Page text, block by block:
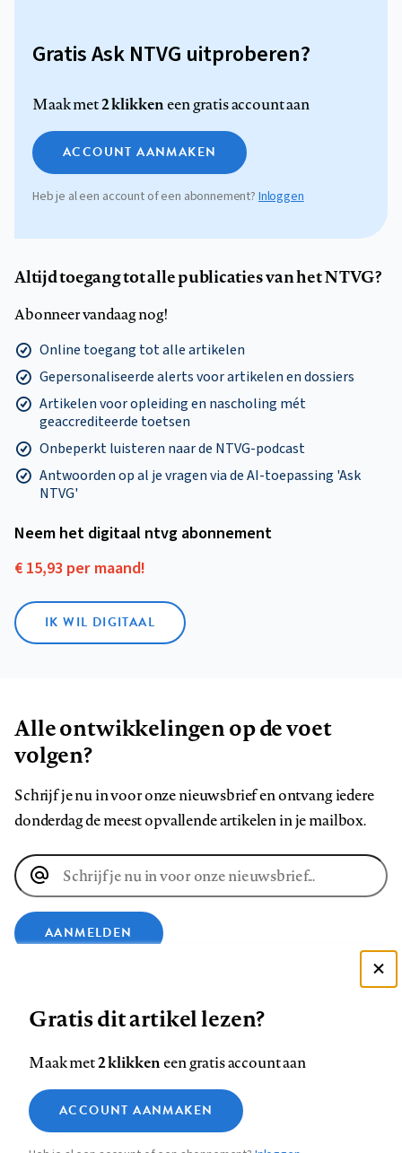
Gratis Ask NTVG uitproberen?
Maak met2 klikkeneen gratis account aan
ACCOUNT AANMAKEN
Heb je al een account of een abonnement?Inloggen
Altijd toegang tot alle publicaties van het NTVG?
Abonneer vandaag nog!
Online toegang tot alle artikelen
Gepersonaliseerde alerts voor artikelen en dossiers
Artikelen voor opleiding en nascholing mét
geaccrediteerde toetsen
Onbeperkt luisteren naar de NTVG-podcast
Antwoorden op al je vragen via de AI-toepassing 'Ask
NTVG'
Neem het digitaal ntvg abonnement
€ 15,93 per maand!
IK WIL DIGITAAL
Alle ontwikkelingen op de voet
volgen?
Schrijf je nu in voor onze nieuwsbrief en ontvang iedere
donderdag de meest opvallende artikelen in je mailbox.
E-
mailadres
AANMELDEN
op
Facebook
op
LinkedIn
op
Bluesky
ons
op
InstagramYouTube
Footer
Contact Colofon Disclaimer Privacy
Medische vragen verdienen
betrouwbare antwoorden
Zie onze cookie policy
Analytische cookies
Gratis dit artikel lezen?
Maak met2 klikkeneen gratis account aan
ACCOUNT AANMAKEN